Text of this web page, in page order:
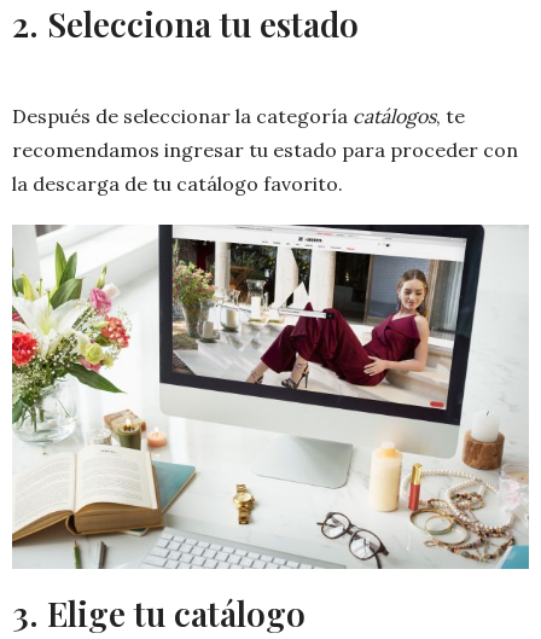
2. Selecciona tu estado
Después de seleccionar la categoría catálogos, te
recomendamos ingresar tu estado para proceder con
la descarga de tu catálogo favorito.
3. Elige tu catálogo